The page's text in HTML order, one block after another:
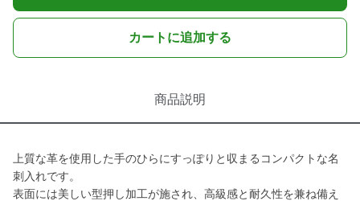
カートに追加する
商品説明
上質な革を使用した手のひらにすっぽりと収まるコンパクトな名
刺入れです。
表面には美しい型押し加工が施され、高級感と耐久性を兼ね備え